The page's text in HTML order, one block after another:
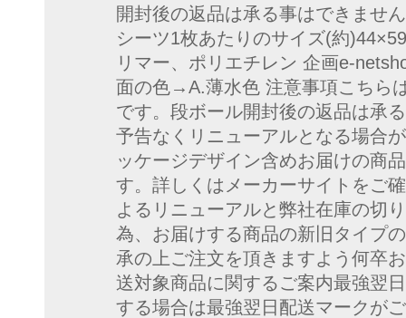
開封後の返品は承る事はできませ
シーツ1枚あたりのサイズ(約
リマー、ポリエチレン 企画e-
面の色→A.薄水色 注意事項こちら
です。段ボール開封後の返品は承
予告なくリニューアルとなる場合
ッケージデザイン含めお届けの商
す。詳しくはメーカーサイトをご
よるリニューアルと弊社在庫の切
為、お届けする商品の新旧タイプ
承の上ご注文を頂きますよう何卒
送対象商品に関するご案内最強翌
する場合は最強翌日配送マークが